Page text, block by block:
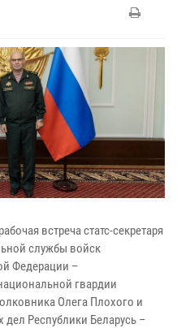
встреча статс-секретаря
службы войск
Федерации –
гвардии
Олега Плохого и
дел Республики Беларусь –